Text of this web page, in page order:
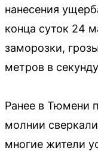
нанесения
конца суток 24
заморозки,
метров в
Ранее в Тюмени
молнии
многие жители